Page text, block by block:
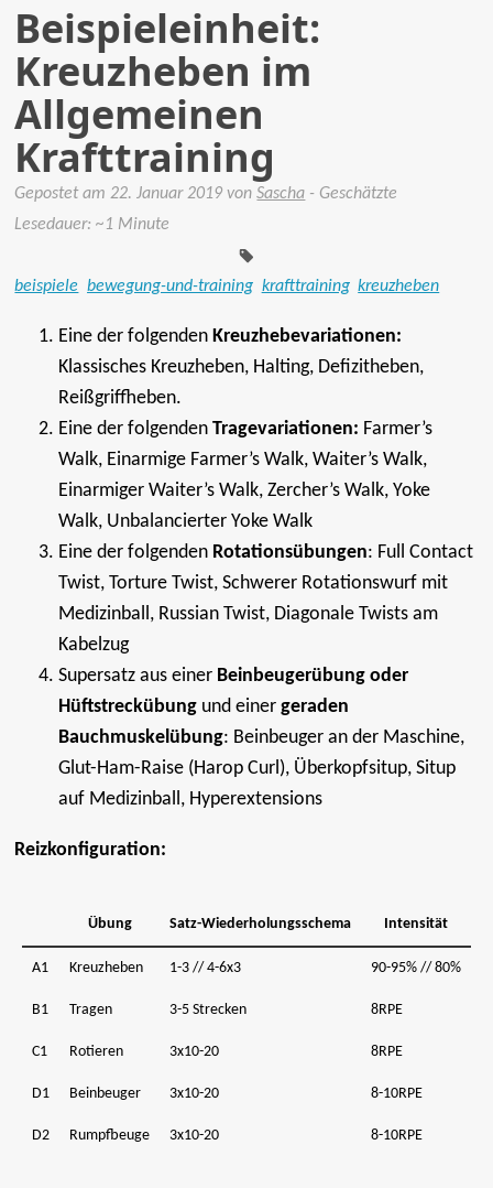
Beispieleinheit:
Kreuzheben im
Allgemeinen
Krafttraining
Gepostet am22. Januar 2019vonSascha - Geschätzte
Lesedauer: ~1 Minute
beispiele bewegung-und-training krafttraining kreuzheben
Eine der folgendenKreuzhebevariationen:
Klassisches Kreuzheben, Halting, Defizitheben,
Reißgriffheben.
Eine der folgendenTragevariationen: Farmer’s
Walk, Einarmige Farmer’s Walk, Waiter’s Walk,
Einarmiger Waiter’s Walk, Zercher’s Walk, Yoke
Walk, Unbalancierter Yoke Walk
Eine der folgenden Rotationsübungen: Full Contact
Twist, Torture Twist, Schwerer Rotationswurf mit
Medizinball, Russian Twist, Diagonale Twists am
Kabelzug
Supersatz aus einer Beinbeugerübung oder
Hüftstreckübung und einergeraden
Bauchmuskelübung: Beinbeuger an der Maschine,
Glut-Ham-Raise (Harop Curl), Überkopfsitup, Situp
auf Medizinball, Hyperextensions
Reizkonfiguration:
Übung Satz-Wiederholungsschema Intensität
A1 Kreuzheben 1-3 // 4-6x3 90-95% // 80%
B1 Tragen 3-5 Strecken 8RPE
C1 Rotieren 3x10-20 8RPE
D1 Beinbeuger 3x10-20 8-10RPE
D2 Rumpfbeuge 3x10-20 8-10RPE